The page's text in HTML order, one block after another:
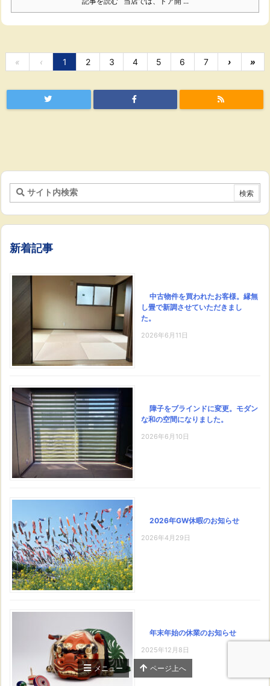
« ‹ 1 2 3 4 5 6 7 › »
新着記事
中古物件を買われたお客様。縁無
し畳で新調させていただきまし
た。
2026年6月11日
障子をブラインドに変更。モダン
な和の空間になりました。
2026年6月10日
2026年GW休暇のお知らせ
2026年4月29日
年末年始の休業のお知らせ
2025年12月8日
メニュー ページ上へ